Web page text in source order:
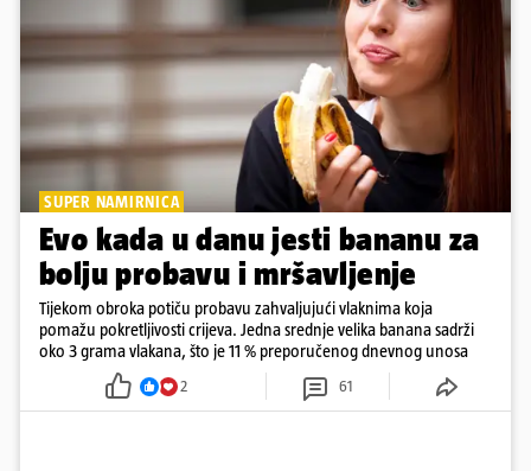
SUPER NAMIRNICA
Evo kada u danu jesti bananu za
bolju probavu i mršavljenje
Tijekom obroka potiču probavu zahvaljujući vlaknima koja
pomažu pokretljivosti crijeva. Jedna srednje velika banana sadrži
oko 3 grama vlakana, što je 11 % preporučenog dnevnog unosa
2 61